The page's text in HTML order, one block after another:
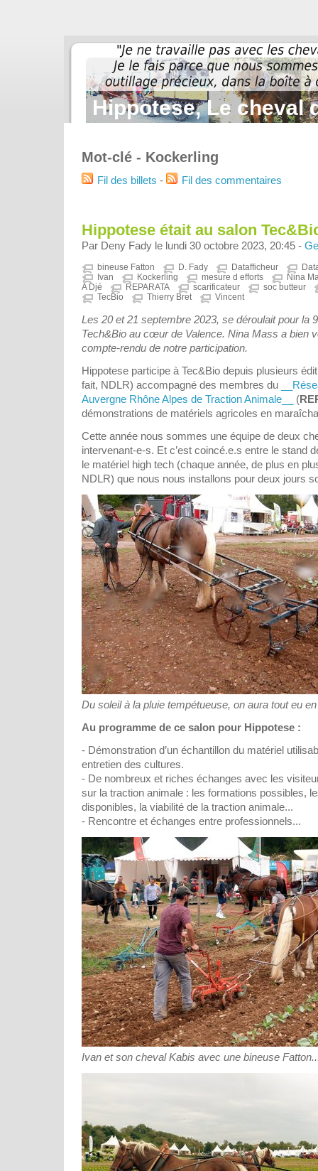
Hippotese, Le cheval
Mot-clé - Kockerling
Fil des billets - Fil des commentaires
Hippotese était au salon
Par Deny Fady le lundi 30 octobre 2023, 20:45 -
bineuse Fatton D. Fady Datafficheur
Ivan
Kockerling mesure d efforts
Nina
A Djé
REPARATA scarificateur
soc butteur
TecBio
Thierry Bret Vincent
Les 20 et 21 septembre 2023, se déroulait pour la
Tech&Bio au cœur de Valence. Nina Mass a bien
compte-rendu de notre participation.
Hippotese participe à Tec&Bio depuis plusieurs
fait, NDLR) accompagné des membres du
Auvergne Rhône Alpes de Traction Animale__
(
démonstrations de matériels agricoles en
Cette année nous sommes une équipe de deux
intervenant-e-s. Et c’est coincé.e.s entre le stand
le matériel high tech (chaque année, de plus en
NDLR) que nous nous installons pour deux jours
Du soleil à la pluie tempétueuse, on aura tout eu
Au programme de ce salon pour Hippotese :
- Démonstration d’un échantillon du matériel
entretien des cultures.
- De nombreux et riches échanges avec les
sur la traction animale : les formations possibles,
disponibles, la viabilité de la traction animale...
- Rencontre et échanges entre professionnels...
Ivan et son cheval Kabis avec une bineuse